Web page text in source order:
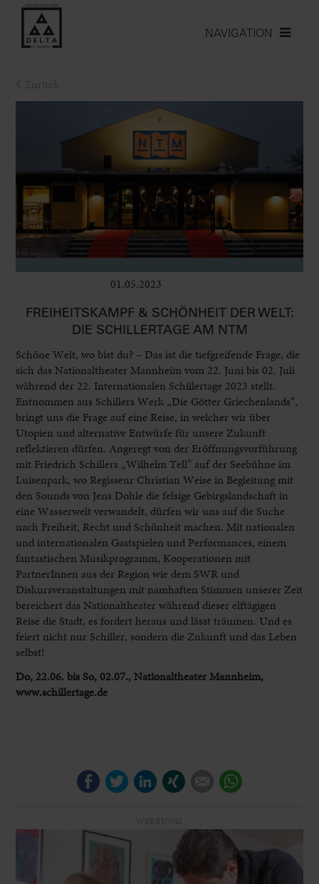
NAVIGATION
01.05.2023
FREIHEITSKAMPF & SCHÖNHEIT DER WELT:
DIE SCHILLERTAGE AM NTM
Schöne Welt, wo bist du? – Das ist die tiefgreifende Frage, die
sich das Nationaltheater Mannheim vom 22. Juni bis 02. Juli
während der 22. Internationalen Schillertage 2023 stellt.
Entnommen aus Schillers Werk „Die Götter Griechenlands“,
bringt uns die Frage auf eine Reise, in welcher wir über
Utopien und alternative Entwürfe für unsere Zukunft
reflektieren dürfen. Angeregt von der Eröffnungsvorführung
mit Friedrich Schillers „Wilhelm Tell“ auf der Seebühne im
Luisenpark, wo Regisseur Christian Weise in Begleitung mit
den Sounds von Jens Dohle die felsige Gebirgslandschaft in
eine Wasserwelt verwandelt, dürfen wir uns auf die Suche
nach Freiheit, Recht und Schönheit machen. Mit nationalen
und internationalen Gastspielen und Performances, einem
fantastischen Musikprogramm, Kooperationen mit
PartnerInnen aus der Region wie dem SWR und
Diskursveranstaltungen mit namhaften Stimmen unserer Zeit
bereichert das Nationaltheater während dieser elftägigen
Reise die Stadt, es fordert heraus und lässt träumen. Und es
feiert nicht nur Schiller, sondern die Zukunft und das Leben
selbst!
Do, 22.06. bis So, 02.07., Nationaltheater Mannheim,
www.schillertage.de
FacebookTwitterLinkedIn E-mail